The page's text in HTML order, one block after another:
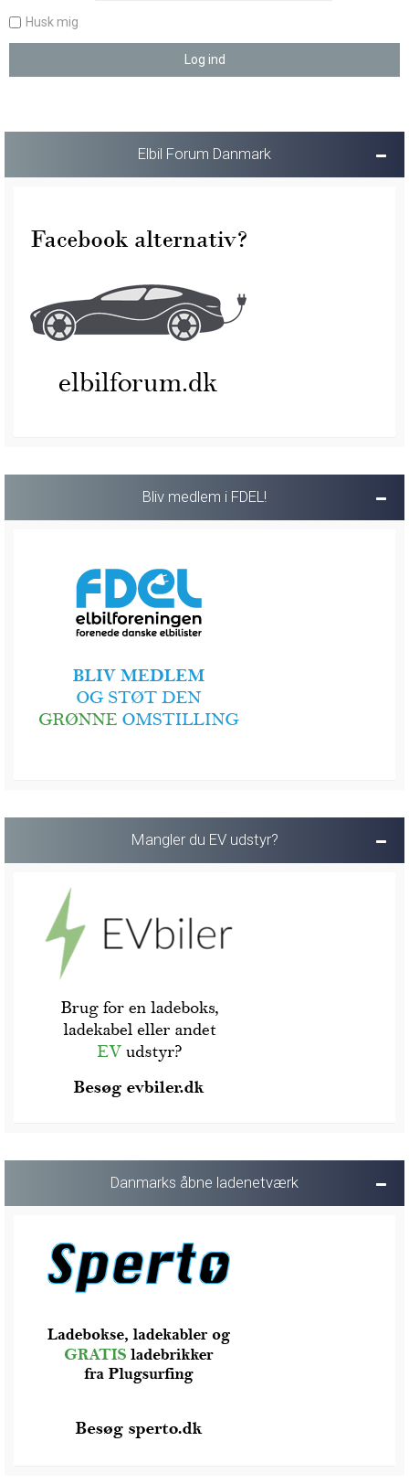
Husk mig
Elbil Forum Danmark
Bliv medlem i FDEL!
Mangler du EV udstyr?
Danmarks åbne ladenetværk